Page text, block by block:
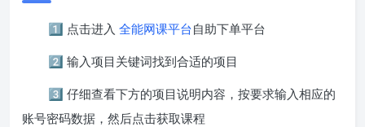
1️⃣ 点击进入 全能网课平台自助下单平台
2️⃣ 输入项目关键词找到合适的项目
3️⃣ 仔细查看下方的项目说明内容，按要求输入相应的
账号密码数据，然后点击获取课程